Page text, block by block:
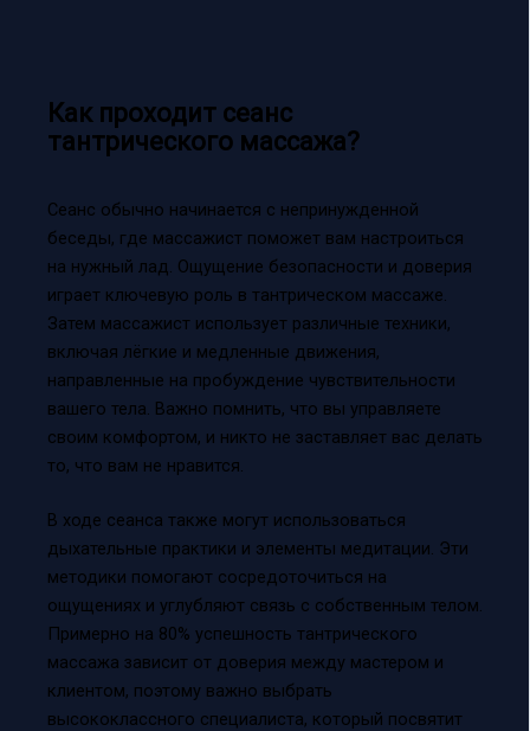
Как проходит сеанс
тантрического массажа?
Сеанс обычно начинается с непринужденной
беседы, где массажист поможет вам настроиться
на нужный лад. Ощущение безопасности и доверия
играет ключевую роль в тантрическом массаже.
Затем массажист использует различные техники,
включая лёгкие и медленные движения,
направленные на пробуждение чувствительности
вашего тела. Важно помнить, что вы управляете
своим комфортом, и никто не заставляет вас делать
то, что вам не нравится.
В ходе сеанса также могут использоваться
дыхательные практики и элементы медитации. Эти
методики помогают сосредоточиться на
ощущениях и углубляют связь с собственным телом.
Примерно на 80% успешность тантрического
массажа зависит от доверия между мастером и
клиентом, поэтому важно выбрать
высококлассного специалиста, который посвятит